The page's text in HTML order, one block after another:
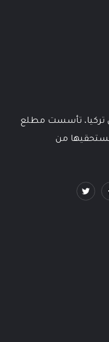
تركيا، تأسست مطلع
لمستحقيها من